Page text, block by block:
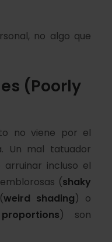
no algo que
(Poorly
no viene por el
Un mal tatuador
arruinar incluso el
(shaky
weird shading) o
) son